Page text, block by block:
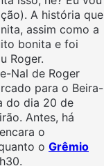
A história que
assim como a
bonita e foi
Roger.
Nal de Roger
para o Beira-
do dia 20 de
Antes, há
o
o Grêmio